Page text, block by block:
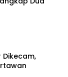
Dikecam,